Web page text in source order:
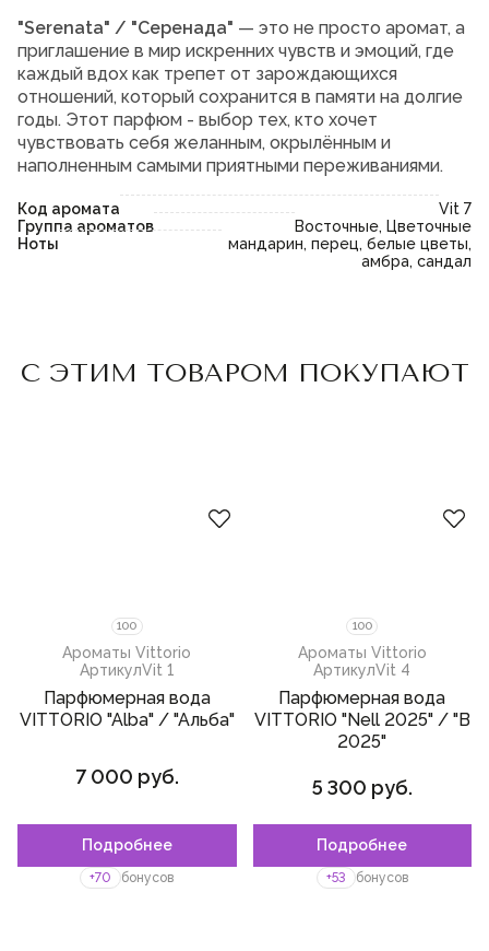
"Serenata" / "Серенада" — это не просто аромат, а
приглашение в мир искренних чувств и эмоций, где
каждый вдох как трепет от зарождающихся
отношений, который сохранится в памяти на долгие
годы. Этот парфюм - выбор тех, кто хочет
чувствовать себя желанным, окрылённым и
наполненным самыми приятными переживаниями.
Код аромата
Vit 7
Группа ароматов
Восточные, Цветочные
Ноты
мандарин, перец, белые цветы,
амбра, сандал
С ЭТИМ ТОВАРОМ ПОКУПАЮТ
зарегистрируйтесь,
чтобы добавить товар в
100
Ароматы Vittorio
АртикулVit 1
Парфюмерная вода
VITTORIO "Alba" / "Альба"
7 000 руб.
Подробнее
+70 бонусов
зарегистрируйтесь,
чтобы добавить товар в
100
Ароматы Vittorio
АртикулVit 4
Парфюмерная вода
VITTORIO "Nell 2025" / "В
2025"
5 300 руб.
Подробнее
+53 бонусов
Пожалуйста,войдите
зарегистрируйтесь,
чтобы добавить товар в
Пожалуйста,войдите
зарегистрируйтесь,
чтобы добавить товар в